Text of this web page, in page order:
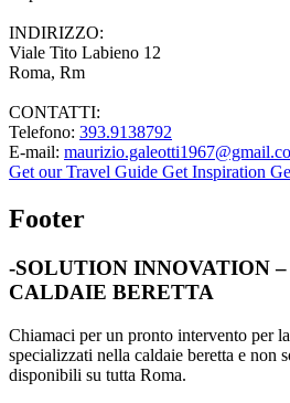
INDIRIZZO:
Viale Tito Labieno 12
Roma, Rm
CONTATTI:
Telefono: 393.9138792
E-mail:
Get our Travel Guide Get Inspiration
Footer
-SOLUTION INNOVATION
CALDAIE BERETTA
Chiamaci per un pronto intervento per
specializzati nella caldaie beretta e non
disponibili su tutta Roma.